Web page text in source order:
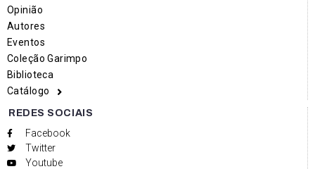
Opinião
Autores
Eventos
Coleção Garimpo
Biblioteca
Catálogo
REDES SOCIAIS
Facebook
Twitter
Youtube